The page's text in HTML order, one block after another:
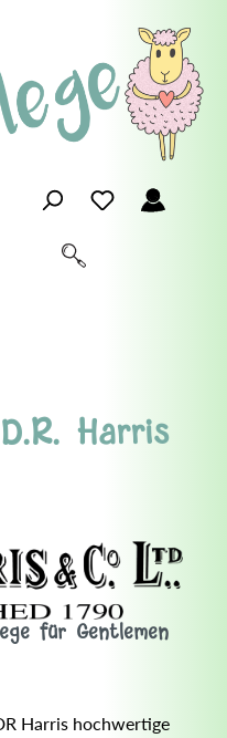
Harris
für Gentlemen
Harris hochwertige